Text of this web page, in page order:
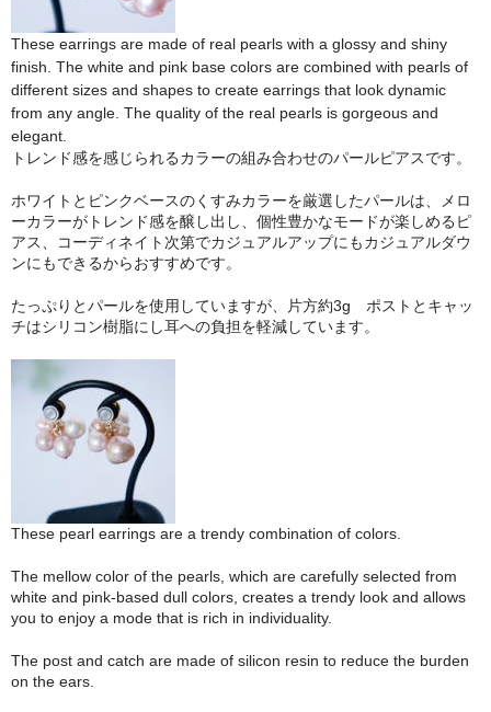
These earrings are made of real pearls with a glossy and shiny
finish. The white and pink base colors are combined with pearls of
different sizes and shapes to create earrings that look dynamic
from any angle. The quality of the real pearls is gorgeous and
elegant.
トレンド感を感じられるカラーの組み合わせのパールピアスです。
ホワイトとピンクベースのくすみカラーを厳選したパールは、メロ
ーカラーがトレンド感を醸し出し、個性豊かなモードが楽しめるピ
アス、コーディネイト次第でカジュアルアップにもカジュアルダウ
ンにもできるからおすすめです。
たっぷりとパールを使用していますが、片方約3g ポストとキャッ
チはシリコン樹脂にし耳への負担を軽減しています。
These pearl earrings are a trendy combination of colors.
The mellow color of the pearls, which are carefully selected from
white and pink-based dull colors, creates a trendy look and allows
you to enjoy a mode that is rich in individuality.
The post and catch are made of silicon resin to reduce the burden
on the ears.